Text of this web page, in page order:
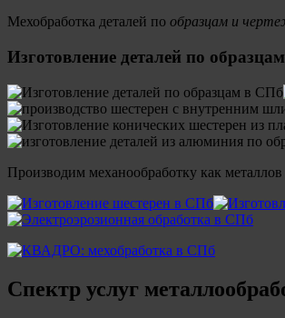
Мехобработка деталей по образцам и
Изготовление деталей по
Производим механообработку как
Спектр услуг